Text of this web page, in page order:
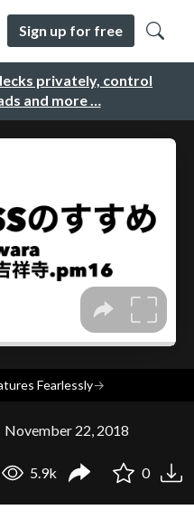
privately, control
and more …
Sign up for free
Fearlessly→
November 22, 2018
5.9k 0